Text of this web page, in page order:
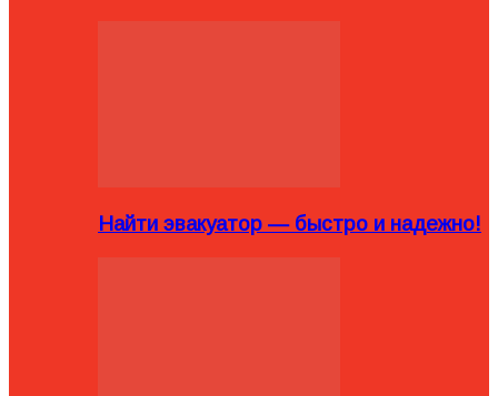
Найти эвакуатор — быстро и надежно!